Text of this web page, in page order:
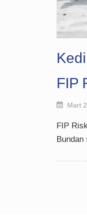
FIP
Mart
FIP